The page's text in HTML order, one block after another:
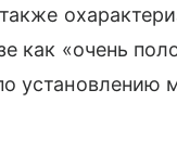
как «очень
установлению